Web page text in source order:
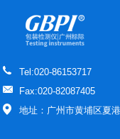
Tel:020-86153717
Fax:020-82087405
地址：广州市黄埔区夏